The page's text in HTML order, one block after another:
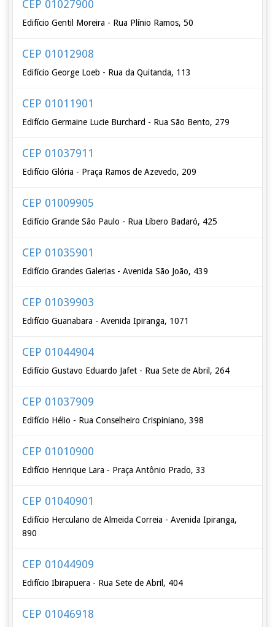
CEP 01027900
Edifício Gentil Moreira - Rua Plínio Ramos, 50
CEP 01012908
Edifício George Loeb - Rua da Quitanda, 113
CEP 01011901
Edifício Germaine Lucie Burchard - Rua São Bento, 279
CEP 01037911
Edifício Glória - Praça Ramos de Azevedo, 209
CEP 01009905
Edifício Grande São Paulo - Rua Líbero Badaró, 425
CEP 01035901
Edifício Grandes Galerias - Avenida São João, 439
CEP 01039903
Edifício Guanabara - Avenida Ipiranga, 1071
CEP 01044904
Edifício Gustavo Eduardo Jafet - Rua Sete de Abril, 264
CEP 01037909
Edifício Hélio - Rua Conselheiro Crispiniano, 398
CEP 01010900
Edifício Henrique Lara - Praça Antônio Prado, 33
CEP 01040901
Edifício Herculano de Almeida Correia - Avenida Ipiranga,
890
CEP 01044909
Edifício Ibirapuera - Rua Sete de Abril, 404
CEP 01046918